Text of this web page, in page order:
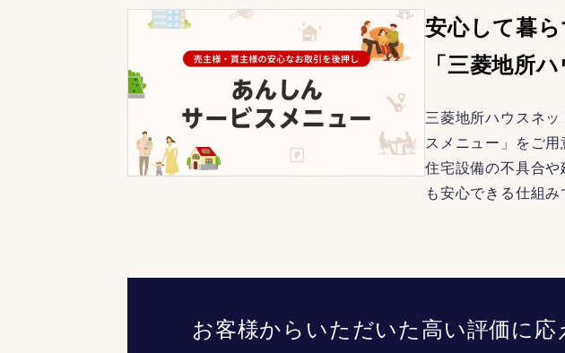
安心して暮
「三菱地所
三菱地所ハウスネ
スメニュー」をご用
住宅設備の不具合
も安心できる仕組
お客様からいただいた高い評価に応